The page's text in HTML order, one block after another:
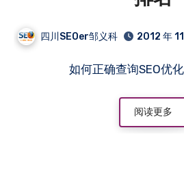
四川SEOer邹义科 2012 年
如何正确查询SEO优
阅读更多